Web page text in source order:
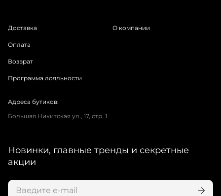
Доставка
Оплата
Возврат
Программа лояльности
О компании
Адреса бутиков:
Большая Никитская ул., 17, стр. 1
Новинки, главные тренды и секретные
акции